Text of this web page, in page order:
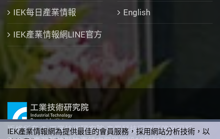
IEK每日產業情報
IEK產業情報網LINE官方
English
版權所有 © 工業技術研究院 產業科技國際策略發展所
IEK產業情報網為提供最佳的會員服務，採用網站分析技術，以